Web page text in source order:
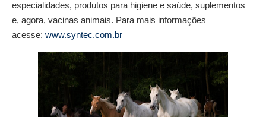
especialidades, produtos para higiene e saúde, suplementos
e, agora, vacinas animais. Para mais informações
acesse: www.syntec.com.br